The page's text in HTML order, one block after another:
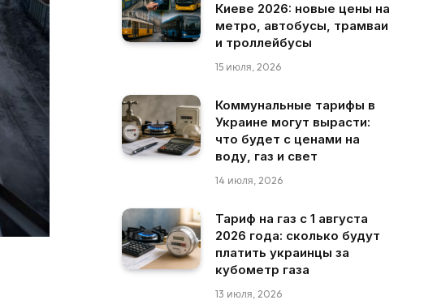
Киеве 2026: новые цены на
метро, автобусы, трамваи
и троллейбусы
15 июля, 2026
Коммунальные тарифы в
Украине могут вырасти:
что будет с ценами на
воду, газ и свет
14 июля, 2026
Тариф на газ с 1 августа
2026 года: сколько будут
платить украинцы за
кубометр газа
13 июля, 2026